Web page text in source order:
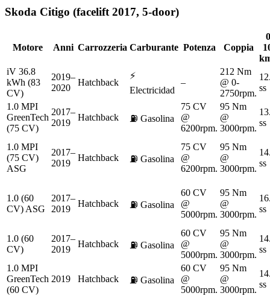
Skoda Citigo (facelift 2017, 5-door)
Motore Anni Carrozzeria Carburante Potenza Coppia
iV 36.8
kWh (83
CV)
2019–
2020
Hatchback
⚡
Electricidad
–
212 Nm
@ 0-
2750rpm.
ss
1.0 MPI
GreenTech
(75 CV)
2017–
2019
Hatchback ⛽ Gasolina
75 CV
@
6200rpm.
95 Nm
@
3000rpm.
ss
1.0 MPI
(75 CV)
ASG
2017–
2019
Hatchback ⛽ Gasolina
75 CV
@
6200rpm.
95 Nm
@
3000rpm.
ss
1.0 (60
CV) ASG
2017–
2019
Hatchback ⛽ Gasolina
60 CV
@
5000rpm.
95 Nm
@
3000rpm.
ss
1.0 (60
CV)
2017–
2019
Hatchback ⛽ Gasolina
60 CV
@
5000rpm.
95 Nm
@
3000rpm.
ss
1.0 MPI
GreenTech
(60 CV)
2019 Hatchback ⛽ Gasolina
60 CV
@
5000rpm.
95 Nm
@
3000rpm.
ss